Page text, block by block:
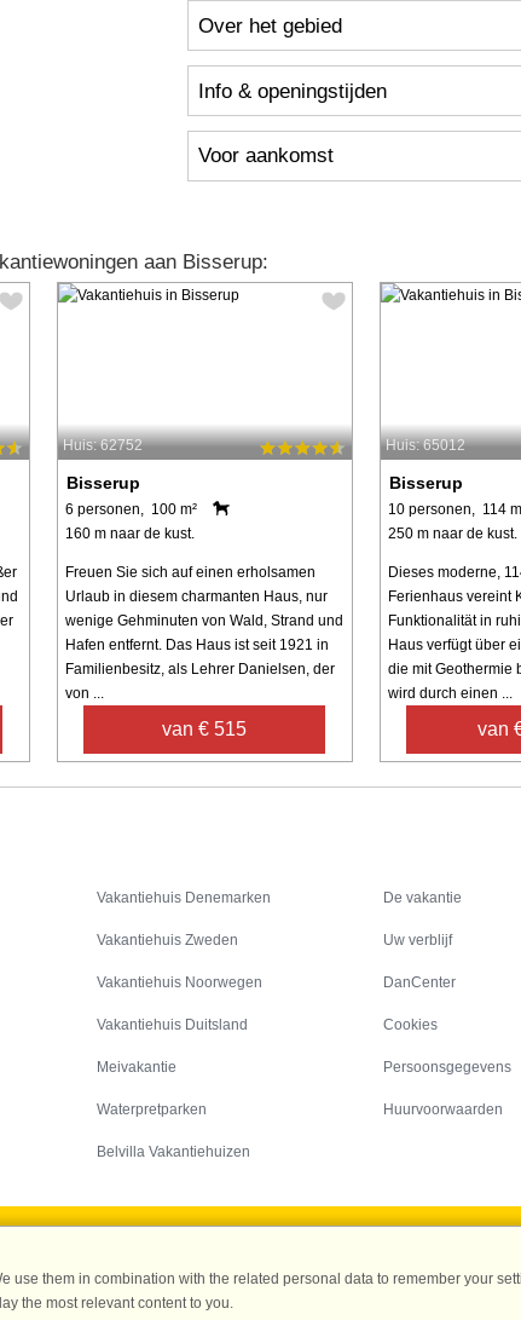
Over het gebied
Info & openingstijden
Voor aankomst
aan Bisserup:
Huis: 62752
Bisserup
6 personen, 100 m²
160 m naar de kust.
Freuen Sie sich auf einen erholsamen
Urlaub in diesem charmanten Haus, nur
wenige Gehminuten von Wald, Strand und
Hafen entfernt. Das Haus ist seit 1921 in
Familienbesitz, als Lehrer Danielsen, der
von ...
van € 515
Huis: 65012
Bisserup
10 personen, 114
250 m naar de kust.
Dieses moderne,
Ferienhaus vereint
Funktionalität in
Haus verfügt über
die mit Geothermie
wird durch einen ...
van
Vakantiehuis Denemarken
Vakantiehuis Zweden
Vakantiehuis Noorwegen
Vakantiehuis Duitsland
Meivakantie
Waterpretparken
Belvilla Vakantiehuizen
De vakantie
Uw verblijf
DanCenter
Cookies
Persoonsgegevens
Huurvoorwaarden
Tel.: +45 70 13 00 00 - Fax.: +45 70 13 70 70 -
Danske Bank Copenhagen - IBAN: DK35 3000 4073 0424 53 -
use them in combination with the related personal data to remember your
the most relevant content to you.